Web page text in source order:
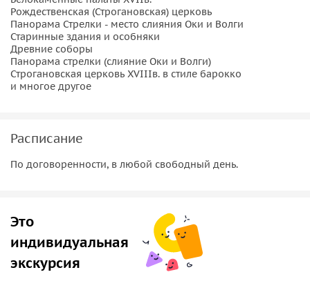
Рождественская (Строгановская) церковь
Панорама Стрелки - место слияния Оки и Волги
Старинные здания и особняки
Древние соборы
Панорама стрелки (слияние Оки и Волги)
Строгановская церковь XVIIIв. в стиле барокко
и многое другое
Расписание
По договоренности, в любой свободный день.
Это
индивидуальная
экскурсия